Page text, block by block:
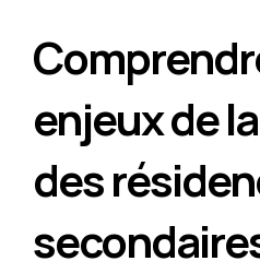
enjeux de
des